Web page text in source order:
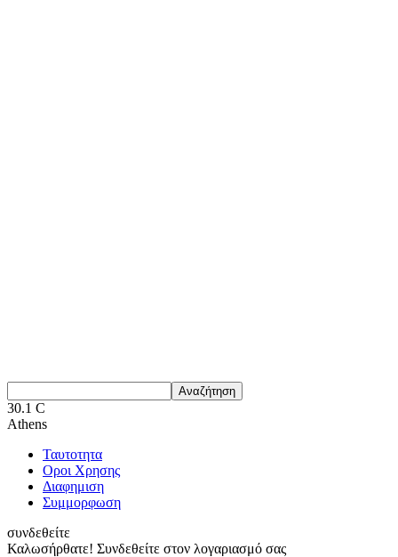
30.1 C
Athens
Ταυτοτητα
Οροι Χρησης
Διαφημιση
Συμμορφωση
συνδεθείτε
Καλωσήρθατε! Συνδεθείτε στον λογαριασμό σας